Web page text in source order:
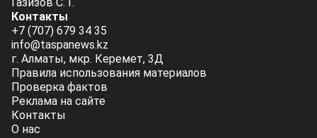
Контакты
+7 (707) 679 34 35
info@taspanews.kz
г. Алматы, мкр. Керемет, 3Д
Правила использования материалов
Проверка фактов
Реклама на сайте
Контакты
О нас